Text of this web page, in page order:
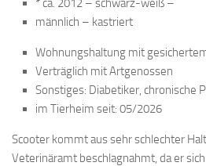
* ca. 2012 – schwarz-weiß –
männlich – kastriert
Wohnungshaltung mit
Verträglich mit Artgenossen
Sonstiges: Diabetiker, chronische
im Tierheim seit: 05/2026
Scooter kommt aus sehr schlechter
Veterinäramt beschlagnahmt, da er